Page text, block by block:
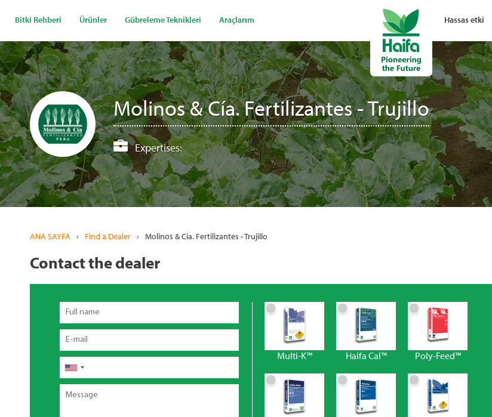
içeriğe
Bitki Rehberi Ürünler Gübreleme Teknikleri Araçlarım Hassas etki
Molinos & Cía. Fertilizantes - Trujillo
Expertises:
ANA SAYFA › Find a Dealer › Molinos & Cía. Fertilizantes - Trujillo
Contact the dealer
Full
name
Email
Telefon
Message
Multi-K™ Haifa Cal™ Poly-Feed™